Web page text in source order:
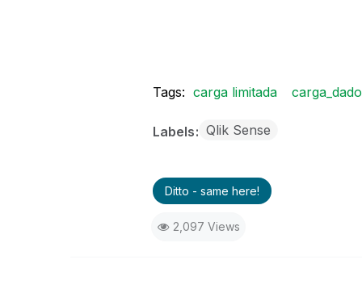
Tags: carga limitada
Labels Qlik Sense
Ditto - same here!
2,097 Views